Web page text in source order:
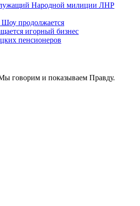
Народной милиции ЛНР
продолжается
игорный бизнес
пенсионеров
говорим и показываем Правду.